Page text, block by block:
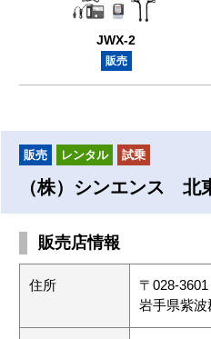
JWX-2
販売
（株）シンエンス 北
販売 レンタル 試乗
販売店情報
住所
〒028-3601
岩手県紫波